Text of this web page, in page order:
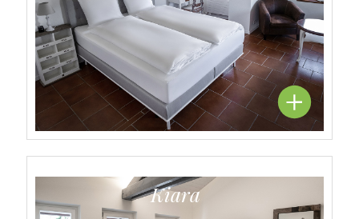
Kiara